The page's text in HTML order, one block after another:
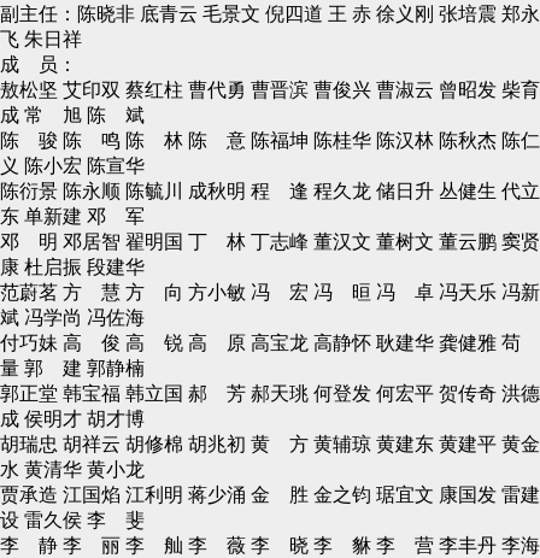
副主任：陈晓非 底青云 毛景文 倪四道 王 赤 徐义刚 张培震 郑永
飞 朱日祥
成 员：
敖松坚 艾印双 蔡红柱 曹代勇 曹晋滨 曹俊兴 曹淑云 曾昭发 柴育
成 常 旭 陈 斌
陈 骏 陈 鸣 陈 林 陈 意 陈福坤 陈桂华 陈汉林 陈秋杰 陈仁
义 陈小宏 陈宣华
陈衍景 陈永顺 陈毓川 成秋明 程 逢 程久龙 储日升 丛健生 代立
东 单新建 邓 军
邓 明 邓居智 翟明国 丁 林 丁志峰 董汉文 董树文 董云鹏 窦贤
康 杜启振 段建华
范蔚茗 方 慧 方 向 方小敏 冯 宏 冯 晅 冯 卓 冯天乐 冯新
斌 冯学尚 冯佐海
付巧妹 高 俊 高 锐 高 原 高宝龙 高静怀 耿建华 龚健雅 苟
量 郭 建 郭静楠
郭正堂 韩宝福 韩立国 郝 芳 郝天珧 何登发 何宏平 贺传奇 洪德
成 侯明才 胡才博
胡瑞忠 胡祥云 胡修棉 胡兆初 黄 方 黄辅琼 黄建东 黄建平 黄金
水 黄清华 黄小龙
贾承造 江国焰 江利明 蒋少涌 金 胜 金之钧 琚宜文 康国发 雷建
设 雷久侯 李 斐
李 静 李 丽 李 舢 李 薇 李 晓 李 貅 李 营 李丰丹 李海